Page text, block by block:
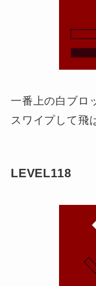
一番上の白ブロ
スワイプして飛
LEVEL118